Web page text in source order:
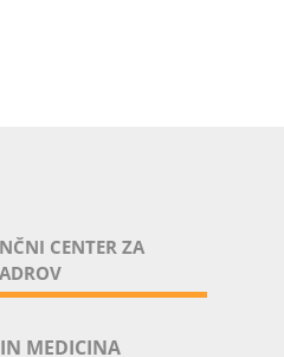
CENTER ZA
MEDICINA